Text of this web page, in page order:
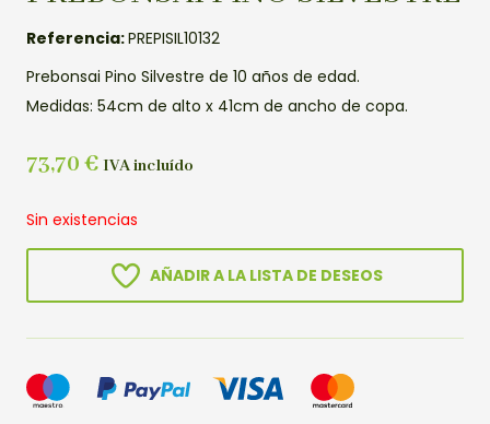
Referencia:PREPISIL10132
Prebonsai Pino Silvestre de 10 años de edad.
Medidas: 54cm de alto x 41cm de ancho de copa.
73,70 € IVA incluído
Sin existencias
AÑADIR A LA LISTA DE DESEOS